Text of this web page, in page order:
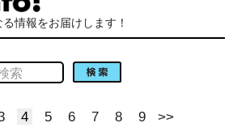
情報をお届けします！
4 5 6 7 8 9 >>